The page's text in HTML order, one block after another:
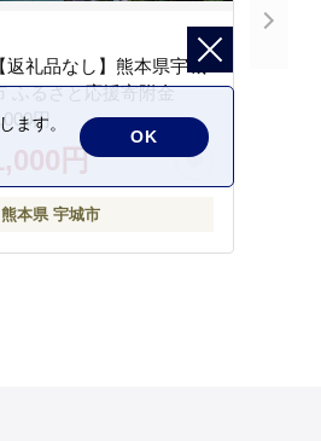
【返礼品なし】熊本県宇城
ふるさと応援寄附金
円
円
熊本県 宇城市
ます。
OK